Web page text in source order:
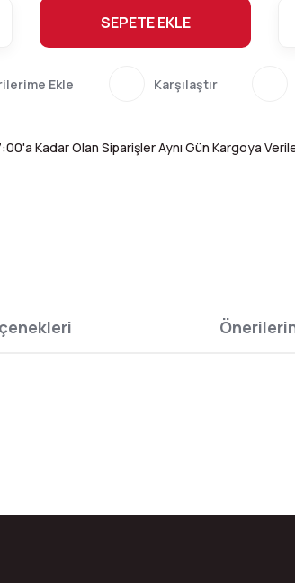
SEPETE EKLE
Karşılaştır
Kadar Olan Siparişler Aynı Gün Kargoya